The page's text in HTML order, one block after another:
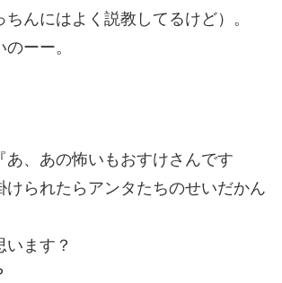
んにはよく説教してるけど）。
ーー。
あ、あの怖いもおすけさんです
けられたらアンタたちのせいだかん
います？